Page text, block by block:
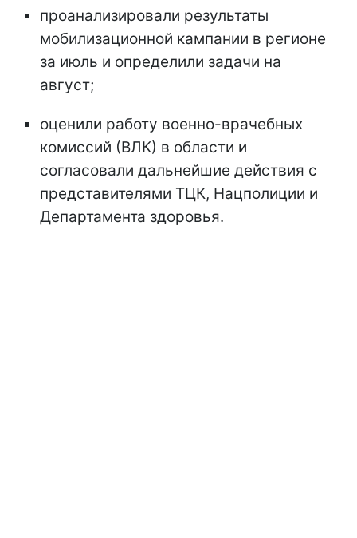
проанализировали результаты
мобилизационной кампании в регионе
за июль и определили задачи на
август;
оценили работу военно-врачебных
комиссий (ВЛК) в области и
согласовали дальнейшие действия с
представителями ТЦК, Нацполиции и
Департамента здоровья.